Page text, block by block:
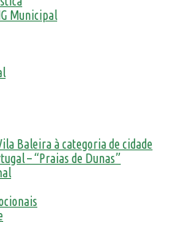
Municipal
Baleira à categoria de cidade
– “Praias de Dunas”